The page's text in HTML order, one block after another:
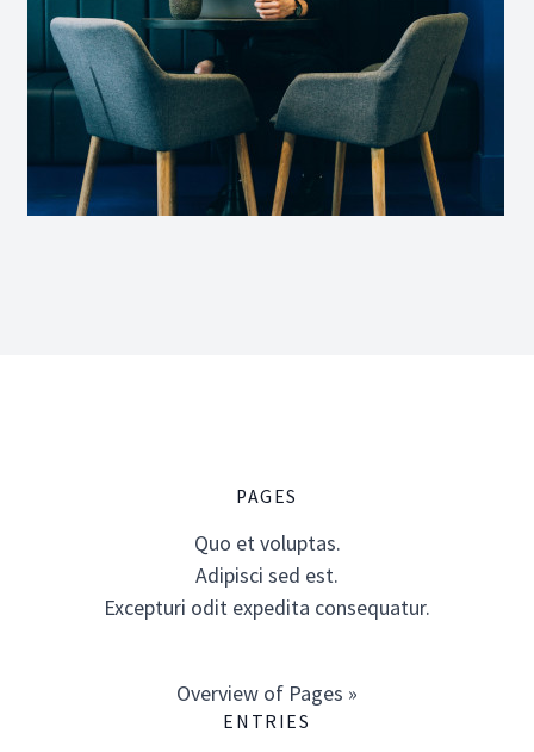
PAGES
Quo et voluptas.
Adipisci sed est.
Excepturi odit expedita consequatur.
Overview of Pages »
ENTRIES